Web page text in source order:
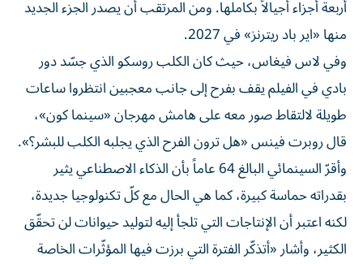
أربعة أجزاء أجيالاً بكاملها. ومن المرتقب أن يصدر الجزء الجديد
منها «اير باد ريترنز» في 2027.
وفي لاس فيغاس، حيث كان الكلب روسكو الذي جسّد دور
بادي في الفيلم يقف بفرح إلى جانب معجبين انتظروا ساعات
طويلة لالتقاط صور معه على هامش مهرجان «سينما كون»،
قال روبرت فينس «هل ترون الفرح الذي يجلبه الكلب للبشر؟».
وأقرّ السينمائي البالغ 64 عاماً بأن الذكاء الاصطناعي يثير
بقدراته حماسة كبيرة، كما هي الحال مع كلّ تكنولوجيا جديدة،
لكنه اعتبر أن الإنتاجات التي تلجأ إليه لتوليد حيوانات لن تحقّق
الكثير، وأشار «أتذكّر الفترة التي برزت فيها المؤثّرات الخاصة